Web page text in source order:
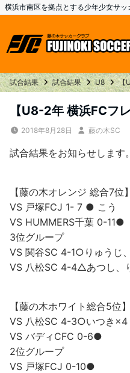
横浜市南区を拠点とする少年少女サッ
試合結果 試合結果 U8 【
【U8-2年 横浜FCフ
2018年8月28日 藤の木SC
試合結果をお知らせします。
【藤の木オレンジ 総合7位】
VS 戸塚FCJ 1- 7 ● こう
VS HUMMERS千葉 0-11●
3位グループ
VS 関谷SC 4-1○りゅうじ
VS 八松SC 4-4△あつし、
【藤の木ホワイト総合5位】
VS 八松SC 4-3○いつき×4
VS バディCFC 0-6●
2位グループ
VS 戸塚FCJ 0-10●